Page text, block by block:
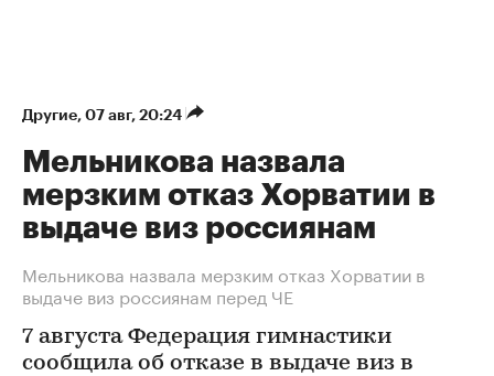
Другие 07 авг, 20:24
Мельникова назвала
мерзким отказ Хорватии в
выдаче виз россиянам
Мельникова назвала мерзким отказ Хорватии в
выдаче виз россиянам перед ЧЕ
7 августа Федерация гимнастики
сообщила об отказе в выдаче виз в